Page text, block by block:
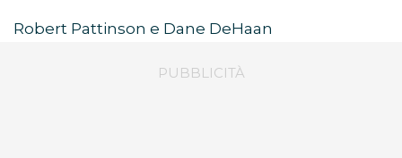
Robert Pattinson e Dane DeHaan